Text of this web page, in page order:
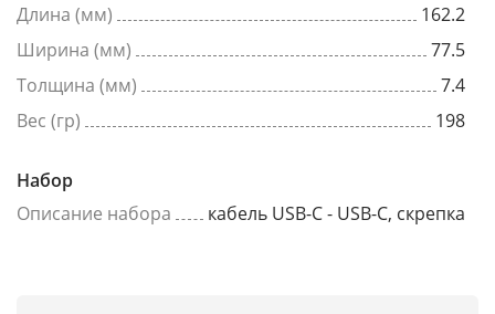
Длина (мм)
162.2
Ширина (мм)
77.5
Толщина (мм)
7.4
Вес (гр)
198
Набор
Описание набора
кабель USB-C - USB-C, скрепка